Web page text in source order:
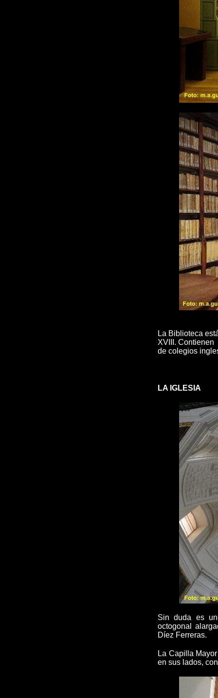
La Biblioteca
XVIII. Contienen
de colegios
LA IGLESIA
Sin duda es
octogonal
Díez Ferreras.
La Capilla
en sus lados,